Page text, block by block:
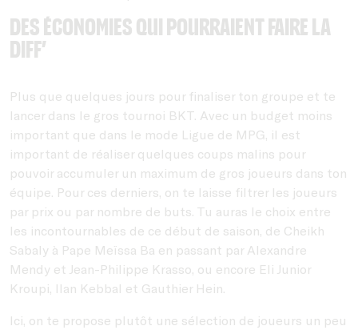
Des économies qui pourraient faire la
diff’
Plus que quelques jours pour finaliser ton groupe et te
lancer dans le gros tournoi BKT. Avec un budget moins
important que dans le mode Ligue de MPG, il est
important de réaliser quelques coups malins pour
pouvoir accumuler un maximum de gros joueurs dans ton
équipe. Pour ces derniers, on te laisse filtrer les joueurs
par prix ou par nombre de buts. Tu auras le choix entre
les incontournables de ce début de saison, de Cheikh
Sabaly à Pape Meïssa Ba en passant par Alexandre
Mendy et Jean-Philippe Krasso, ou encore Eli Junior
Kroupi, Ilan Kebbal et Gauthier Hein.
Ici, on te propose plutôt une sélection de joueurs un peu